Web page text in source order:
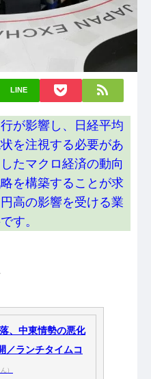
LINE
が影響し、日経平均
を注視する必要があ
たマクロ経済の動向
を構築することが求
高の影響を受ける業
す。
、中東情勢の悪化
／ランチタイムコ
）